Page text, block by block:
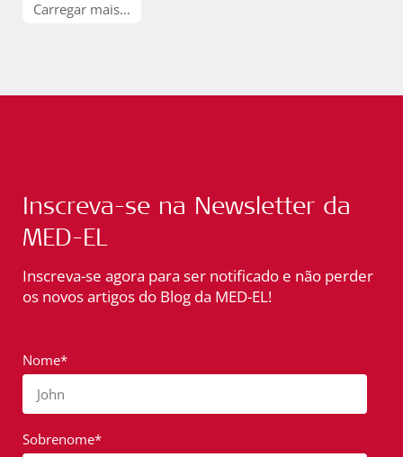
Carregar mais...
Inscreva-se na Newsletter da
MED-EL
Inscreva-se agora para ser notificado e não perder
os novos artigos do Blog da MED-EL!
Nome*
John
Sobrenome*